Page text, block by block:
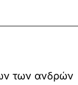
των ανδρών